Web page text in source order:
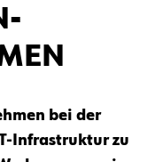
bei der
Infrastruktur zu